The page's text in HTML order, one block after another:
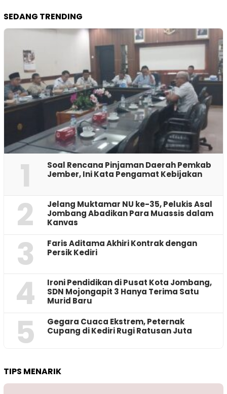
SEDANG TRENDING
1
‎Soal Rencana Pinjaman Daerah Pemkab
Jember, Ini Kata Pengamat Kebijakan ‎
2
Jelang Muktamar NU ke-35, Pelukis Asal
Jombang Abadikan Para Muassis dalam
Kanvas
3
Faris Aditama Akhiri Kontrak dengan
Persik Kediri
4
Ironi Pendidikan di Pusat Kota Jombang,
SDN Mojongapit 3 Hanya Terima Satu
Murid Baru
5
‎Gegara Cuaca Ekstrem, Peternak
Cupang di Kediri Rugi Ratusan Juta
TIPS MENARIK